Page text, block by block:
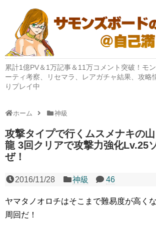
累計1億PV＆1万記事＆11万コメント突破！モ
ーティ考察、リセマラ、レアガチャ結果、攻略
りプレイ中
ホーム 神級
攻撃タイプで行くムスメナキの
龍 3回クリアで攻撃力強化Lv.25
ぜ！
2016/11/28 神級 46
ヤマタノオロチはそこまで難易度が高く
周回だ！